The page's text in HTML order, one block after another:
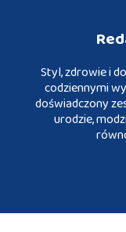
Styl, zdrowie i
codziennymi
doświadczony
urodzie,